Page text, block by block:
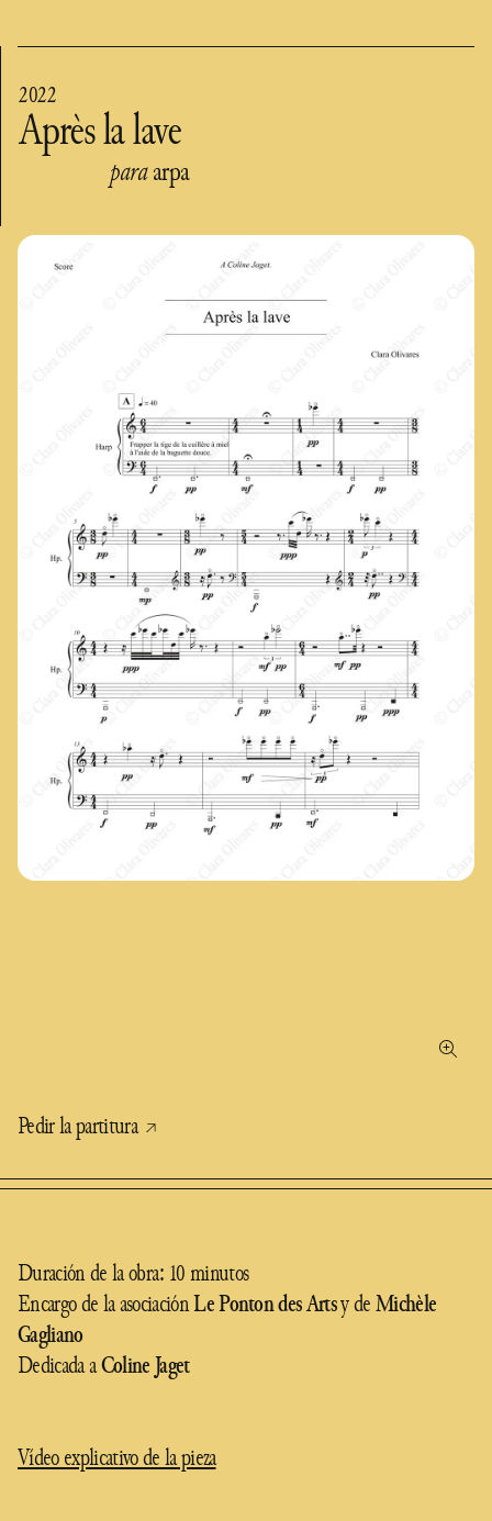
Après la lave
2022
paraarpa
Pedir la partitura
Duración de la obra: 10 minutos
Encargo de la asociaciónLe Ponton des Artsy deMichèle
Gagliano
Dedicada aColine Jaget
Vídeo explicativo de la pieza